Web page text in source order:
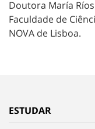
Doutora María
Faculdade de
NOVA de Lisboa.
ESTUDAR